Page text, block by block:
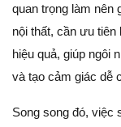
quan trọng làm nên
nội thất, cần ưu tiên
hiệu quả, giúp ngôi
và tạo cảm giác dễ
Song song đó, việc